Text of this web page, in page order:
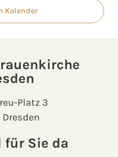
Kalender
Platz 3
Dresden
Sie da